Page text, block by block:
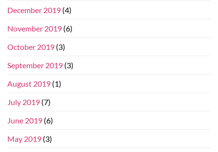
December 2019 (4)
November 2019 (6)
October 2019 (3)
September 2019 (3)
August 2019 (1)
July 2019 (7)
June 2019 (6)
May 2019 (3)